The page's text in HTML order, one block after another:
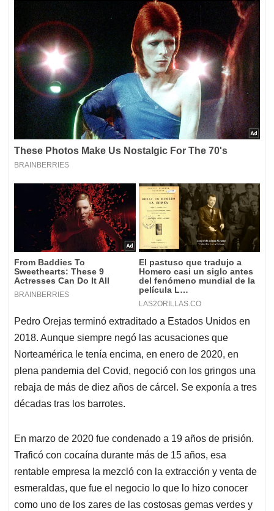
Pedro Orejas terminó extraditado a Estados Unidos en
2018. Aunque siempre negó las acusaciones que
Norteamérica le tenía encima, en enero de 2020, en
plena pandemia del Covid, negoció con los gringos una
rebaja de más de diez años de cárcel. Se exponía a tres
décadas tras los barrotes.
En marzo de 2020 fue condenado a 19 años de prisión.
Traficó con cocaína durante más de 15 años, esa
rentable empresa la mezcló con la extracción y venta de
esmeraldas, que fue el negocio lo que lo hizo conocer
como uno de los zares de las costosas gemas verdes y